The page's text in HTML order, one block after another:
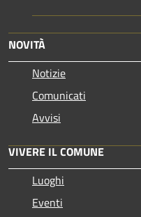
NOVITÀ
Notizie
Comunicati
Avvisi
VIVERE IL COMUNE
Luoghi
Eventi